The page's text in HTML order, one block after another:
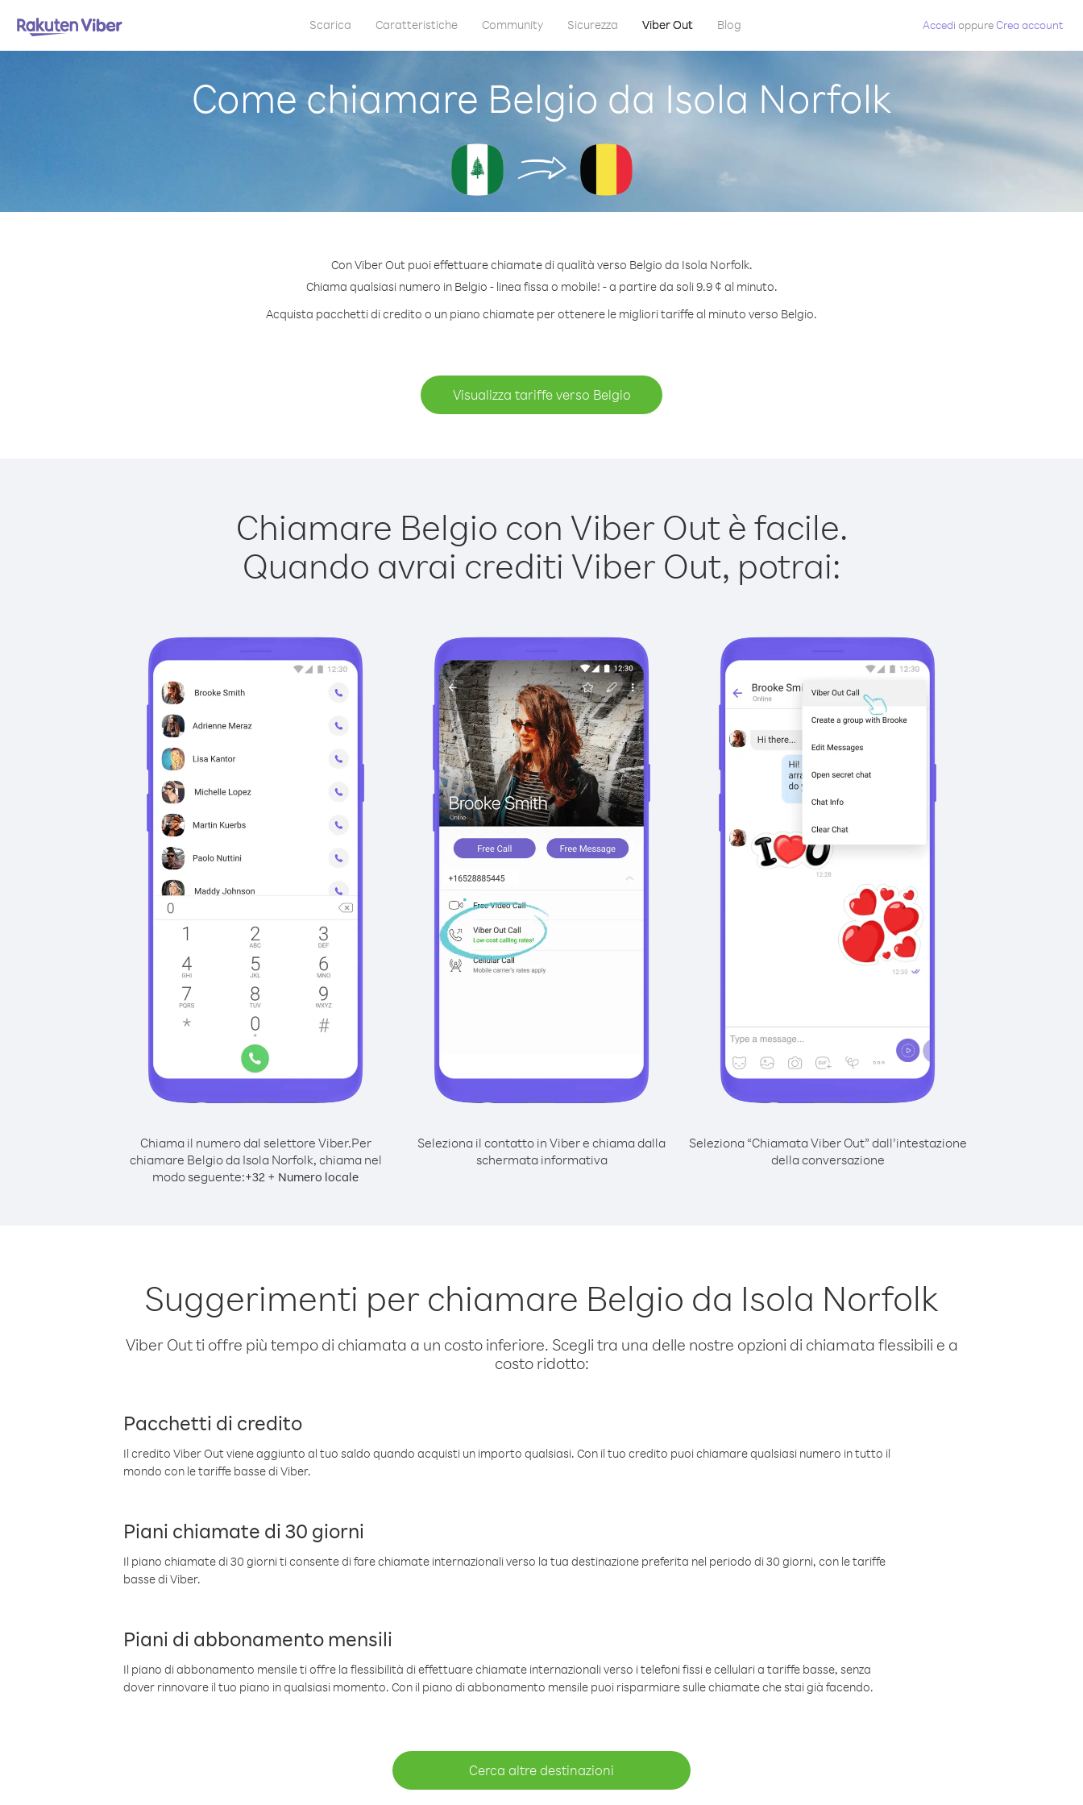
Scarica Caratteristiche Community Sicurezza Viber Out Blog Accedi oppureCrea account
Come chiamare Belgio da Isola Norfolk
Con Viber Out puoi effettuare chiamate di qualità verso Belgio da Isola Norfolk.
Chiama qualsiasi numero in Belgio - linea fissa o mobile! - a partire da soli 9.9 ¢ al minuto.
Acquista pacchetti di credito o un piano chiamate per ottenere le migliori tariffe al minuto verso Belgio.
Visualizza tariffe verso Belgio
Chiamare Belgio con Viber Out è facile.
Quando avrai crediti Viber Out, potrai:
Chiama il numero dal selettore Viber.Per
chiamare Belgio da Isola Norfolk, chiama nel
modo seguente:+32 + Numero locale
Seleziona il contatto in Viber e chiama dalla
schermata informativa
Seleziona “Chiamata Viber Out” dall’intestazione
della conversazione
Suggerimenti per chiamare Belgio da Isola Norfolk
Viber Out ti offre più tempo di chiamata a un costo inferiore. Scegli tra una delle nostre opzioni di chiamata flessibili e a
costo ridotto:
Pacchetti di credito
Il credito Viber Out viene aggiunto al tuo saldo quando acquisti un importo qualsiasi. Con il tuo credito puoi chiamare qualsiasi numero in tutto il
mondo con le tariffe basse di Viber.
Piani chiamate di 30 giorni
Il piano chiamate di 30 giorni ti consente di fare chiamate internazionali verso la tua destinazione preferita nel periodo di 30 giorni, con le tariffe
basse di Viber.
Piani di abbonamento mensili
Il piano di abbonamento mensile ti offre la flessibilità di effettuare chiamate internazionali verso i telefoni fissi e cellulari a tariffe basse, senza
dover rinnovare il tuo piano in qualsiasi momento. Con il piano di abbonamento mensile puoi risparmiare sulle chiamate che stai già facendo.
Cerca altre destinazioni